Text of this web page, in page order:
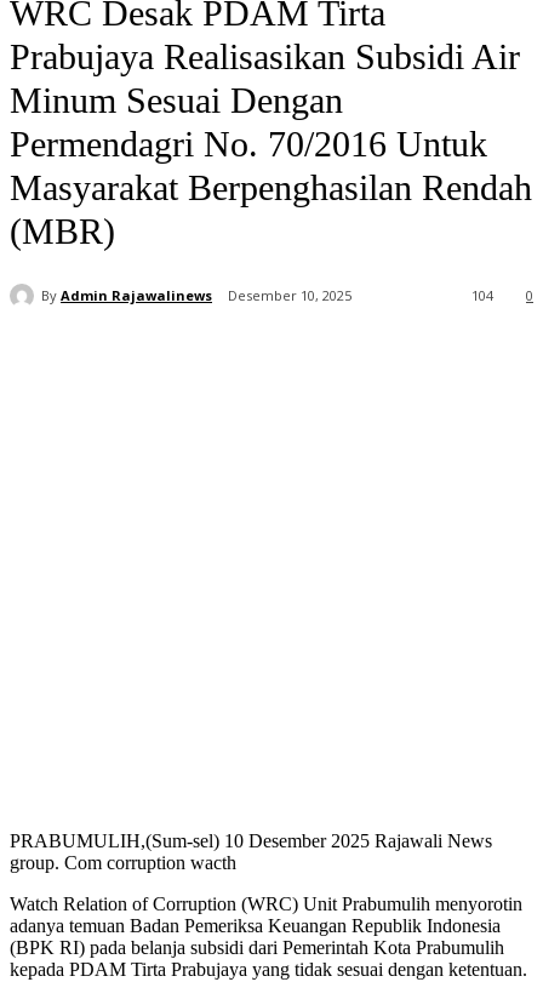
WRC Desak PDAM Tirta
Prabujaya Realisasikan Subsidi Air
Minum Sesuai Dengan
Permendagri No. 70/2016 Untuk
Masyarakat Berpenghasilan Rendah
(MBR)
By Admin Rajawalinews Desember 10, 2025 0
104
PRABUMULIH,(Sum-sel) 10 Desember 2025 Rajawali News
group. Com corruption wacth
Watch Relation of Corruption (WRC) Unit Prabumulih menyorotin
adanya temuan Badan Pemeriksa Keuangan Republik Indonesia
(BPK RI) pada belanja subsidi dari Pemerintah Kota Prabumulih
kepada PDAM Tirta Prabujaya yang tidak sesuai dengan ketentuan.